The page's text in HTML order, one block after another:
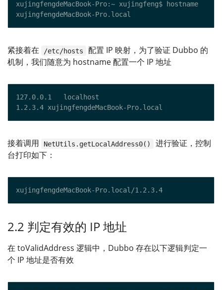
紧接着在 /etc/hosts
配置 IP 映射，为了验证 Dubbo 的
机制，我们随意为 hostname 配置一个 IP 地址
接着调用 NetUtils.getLocalAddress0()
进行验证，控制
台打印如下：
2.2 判定有效的 IP 地址
在 toValidAddress 逻辑中，Dubbo 存在以下逻辑判定一
个 IP 地址是否有效